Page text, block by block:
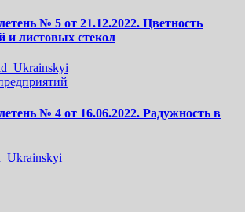
№ 5 от 21.12.2022. Цветность
и листовых стекол
№ 4 от 16.06.2022. Радужность в